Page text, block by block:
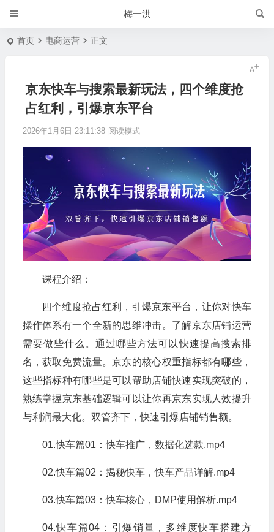
梅一洪
首页 电商运营 正文
京东快车与搜索最新玩法，四个维度抢
占红利，引爆京东平台
2026年1月6日 23:11:38 阅读模式
课程介绍：
四个维度抢占红利，引爆京东平台，让你对快车
操作体系有一个全新的思维冲击。了解京东店铺运营
需要做些什么。通过哪些方法可以快速提高搜索排
名，获取免费流量。京东的核心权重指标都有哪些，
这些指标种有哪些是可以帮助店铺快速实现突破的，
熟练掌握京东基础逻辑可以让你再京东实现人效提升
与利润最大化。双管齐下，快速引爆店铺销售额。
01.快车篇01：快车推广，数据化选款.mp4
02.快车篇02：揭秘快车，快车产品详解.mp4
03.快车篇03：快车核心，DMP使用解析.mp4
04.快车篇04：引爆销量，多维度快车搭建方